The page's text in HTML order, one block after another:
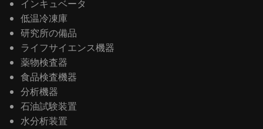
インキュベータ
低温冷凍庫
研究所の備品
ライフサイエンス機器
薬物検査器
食品検査機器
分析機器
石油試験装置
水分析装置